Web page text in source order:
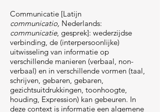
Communicatie [Latijn
communicatio, Nederlands:
communicatie, gesprek]: wederzijdse
verbinding, de (interpersoonlijke)
uitwisseling van informatie op
verschillende manieren (verbaal, non-
verbaal) en in verschillende vormen (taal,
schrijven, gebaren, gebaren,
gezichtsuitdrukkingen, toonhoogte,
houding, Expression) kan gebeuren. In
deze context is informatie een algemene